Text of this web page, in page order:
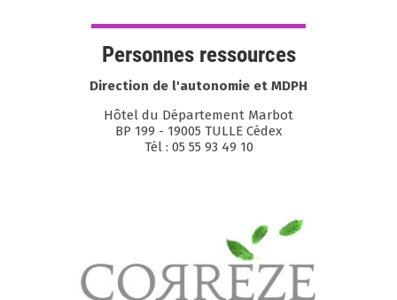
Personnes ressources
Direction de l'autonomie et MDPH
Hôtel du Département Marbot
BP 199 - 19005 TULLE Cédex
Tél : 05 55 93 49 10